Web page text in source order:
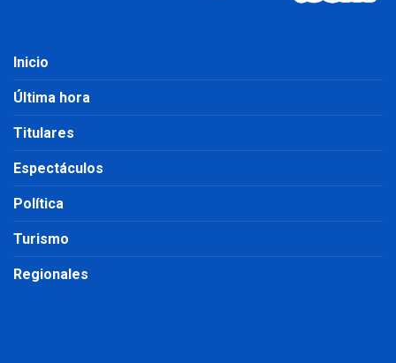
Inicio
Última hora
Titulares
Espectáculos
Política
Turismo
Regionales